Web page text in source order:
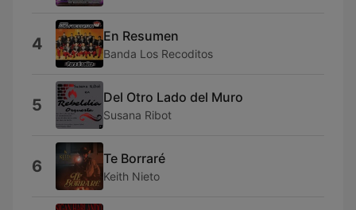
4 En Resumen
Banda Los Recoditos
5 Del Otro Lado del Muro
Susana Ribot
6 Te Borraré
Keith Nieto